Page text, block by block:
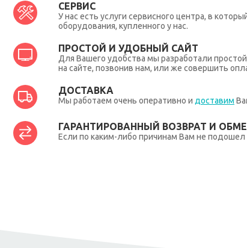
СЕРВИС
У нас есть услуги сервисного центра, в
оборудования, купленного у нас.
ПРОСТОЙ И УДОБНЫЙ САЙТ
Для Вашего удобства мы разработали
на сайте, позвонив нам, или же совершить
ДОСТАВКА
Мы работаем очень оперативно и доставим
ГАРАНТИРОВАННЫЙ ВОЗВРАТ И
Если по каким-либо причинам Вам не подошел